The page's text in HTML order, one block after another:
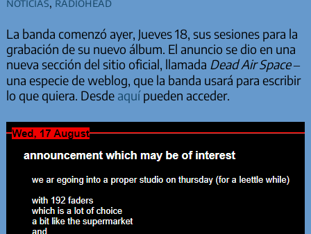
La banda comenzó ayer, Jueves 18, sus sesiones para la
grabación de su nuevo álbum. El anuncio se dio en una
nueva sección del sitio oficial, llamada Dead Air Space–
una especie de weblog, que la banda usará para escribir
lo que quiera. Desde aquípueden acceder.